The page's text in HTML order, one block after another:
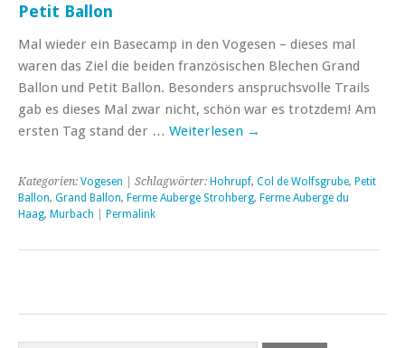
Petit Ballon
Mal wieder ein Basecamp in den Vogesen – dieses mal
waren das Ziel die beiden französischen Blechen Grand
Ballon und Petit Ballon. Besonders anspruchsvolle Trails
gab es dieses Mal zwar nicht, schön war es trotzdem! Am
ersten Tag stand der … Weiterlesen →
Kategorien: Vogesen | Schlagwörter: Hohrupf, Col de Wolfsgrube, Petit
Ballon, Grand Ballon, Ferme Auberge Strohberg, Ferme Auberge du
Haag, Murbach Permalink